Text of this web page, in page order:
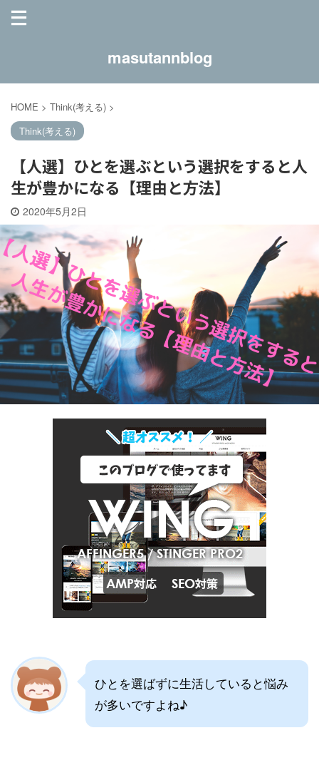
masutannblog
HOME > Think(考える) >
Think(考える)
【人選】ひとを選ぶという選択をすると人
生が豊かになる【理由と方法】
2020年5月2日
ひとを選ばずに生活していると悩み
が多いですよね♪